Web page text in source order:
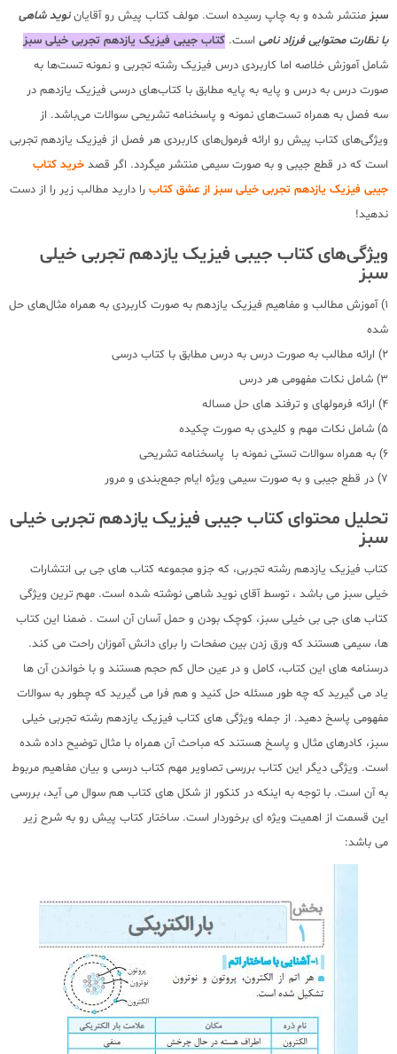
سبز منتشر شده و به چاپ رسیده است. مولف کتاب پیش رو آقایاننوید شاهی
با نظارت محتوایی فرزاد نامی است. کتاب جیبی فیزیک یازدهم تجربی خیلی سبز
شامل آموزش خلاصه اما کاربردی درس فیزیک رشته تجربی و نمونه تست‌ها به
صورت درس به درس و پایه به پایه مطابق با کتاب‌های درسی فیزیک یازدهم در
سه فصل به همراه تست‌های نمونه و پاسخنامه تشریحی سوالات می‌باشد. از
ویژگی‌های کتاب پیش رو ارائه فرمول‌های کاربردی هر فصل از فیزیک یازدهم تجربی
است که در قطع جیبی و به صورت سیمی منتشر میگردد. اگر قصد خرید کتاب
جیبی فیزیک یازدهم تجربی خیلی سبز از عشق کتاب را دارید مطالب زیر را از دست
ندهید!
ویژگی‌های کتاب جیبی فیزیک یازدهم تجربی خیلی
سبز
1) آموزش مطالب و مفاهیم فیزیک یازدهم به صورت کاربردی به همراه مثال‌های حل
شده
2) ارائه مطالب به صورت درس به درس مطابق با کتاب درسی
3) شامل نکات مفهومی هر درس
4) ارائه فرمولهای و ترفند های حل مساله
5) شامل نکات مهم و کلیدی به صورت چکیده
6) به همراه سوالات تستی نمونه با پاسخنامه تشریحی
7) در قطع جیبی و به صورت سیمی ویژه ایام جمع‌بندی و مرور
تحلیل محتوای کتاب جیبی فیزیک یازدهم تجربی خیلی
سبز
کتاب فیزیک یازدهم رشته تجربی، که جزو مجموعه کتاب های جی بی انتشارات
خیلی سبز می باشد ، توسط آقای نوید شاهی نوشته شده است. مهم ترین ویژگی
کتاب های جی بی خیلی سبز، کوچک بودن و حمل آسان آن است . ضمنا این کتاب
ها، سیمی هستند که ورق زدن بین صفحات را برای دانش آموزان راحت می کند.
درسنامه های این کتاب، کامل و در عین حال کم حجم هستند و با خواندن آن ها
یاد می گیرید که چه طور مسئله حل کنید و هم فرا می گیرید که چطور به سوالات
مفهومی پاسخ دهید. از جمله ویژگی های کتاب فیزیک یازدهم رشته تجربی خیلی
سبز، کادرهای مثال و پاسخ هستند که مباحث آن همراه با مثال توضیح داده شده
است. ویژگی دیگر این کتاب بررسی تصاویر مهم کتاب درسی و بیان مفاهیم مربوط
به آن است. با توجه به اینکه در کنکور از شکل های کتاب هم سوال می آید، بررسی
این قسمت از اهمیت ویژه ای برخوردار است. ساختار کتاب پیش رو به شرح زیر
می باشد: